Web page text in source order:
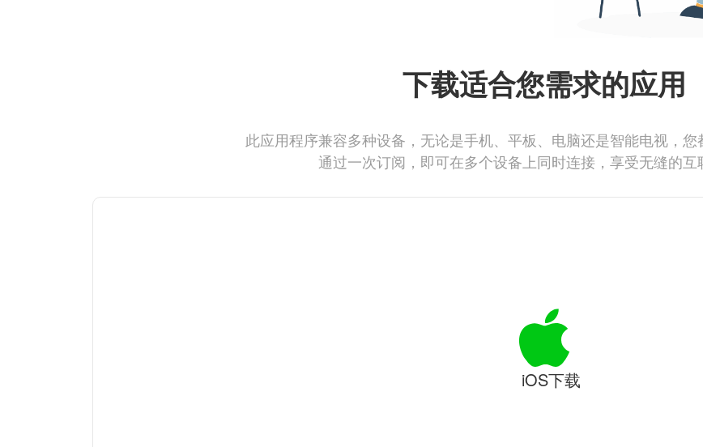
下载适合您需求的应用
此应用程序兼容多种设备，无论是手机、平板、电脑还是智能电视，您
通过一次订阅，即可在多个设备上同时连接，享受无缝的互
iOS下载